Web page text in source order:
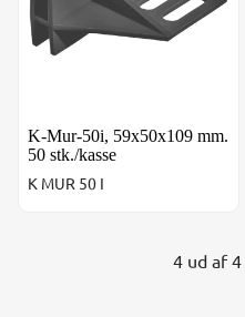
K-Mur-50i, 59x50x109 mm.
50 stk./kasse
K MUR 50 I
4 ud af